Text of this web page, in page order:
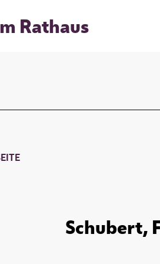
Rathaus
Schubert,